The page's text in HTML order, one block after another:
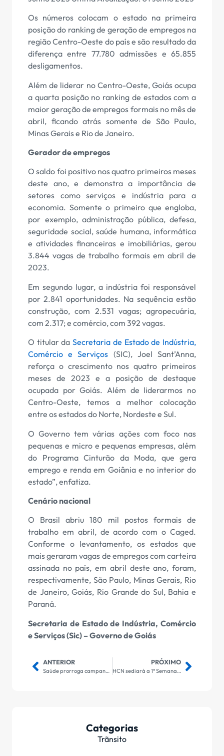
Os números colocam o estado na primeira
posição do ranking de geração de empregos na
região Centro-Oeste do país e são resultado da
diferença entre 77.780 admissões e 65.855
desligamentos.
Além de liderar no Centro-Oeste, Goiás ocupa
a quarta posição no ranking de estados com a
maior geração de empregos formais no mês de
abril, ficando atrás somente de São Paulo,
Minas Gerais e Rio de Janeiro.
Gerador de empregos
O saldo foi positivo nos quatro primeiros meses
deste ano, e demonstra a importância de
setores como serviços e indústria para a
economia. Somente o primeiro que engloba,
por exemplo, administração pública, defesa,
seguridade social, saúde humana, informática
e atividades financeiras e imobiliárias, gerou
3.844 vagas de trabalho formais em abril de
2023.
Em segundo lugar, a indústria foi responsável
por 2.841 oportunidades. Na sequência estão
construção, com 2.531 vagas; agropecuária,
com 2.317; e comércio, com 392 vagas.
O titular daSecretaria de Estado de Indústria,
Comércio e Serviços (SIC), Joel Sant’Anna,
reforça o crescimento nos quatro primeiros
meses de 2023 e a posição de destaque
ocupada por Goiás. Além de liderarmos no
Centro-Oeste, temos a melhor colocação
entre os estados do Norte, Nordeste e Sul.
O Governo tem várias ações com foco nas
pequenas e micro e pequenas empresas, além
do Programa Cinturão da Moda, que gera
emprego e renda em Goiânia e no interior do
estado”, enfatiza.
Cenário nacional
O Brasil abriu 180 mil postos formais de
trabalho em abril, de acordo com o Caged.
Conforme o levantamento, os estados que
mais geraram vagas de empregos com carteira
assinada no país, em abril deste ano, foram,
respectivamente, São Paulo, Minas Gerais, Rio
de Janeiro, Goiás, Rio Grande do Sul, Bahia e
Paraná.
Secretaria de Estado de Indústria, Comércio
e Serviços (Sic) – Governo de Goiás
ANTERIOR
Saúde prorroga campanha de vacinação contra gripe
PRÓXIMO
HCN sediará a 1ª Semana do Meio Ambiente para refletir sobre a sustentabilidade nos hospitais
Categorias
Trãnsito